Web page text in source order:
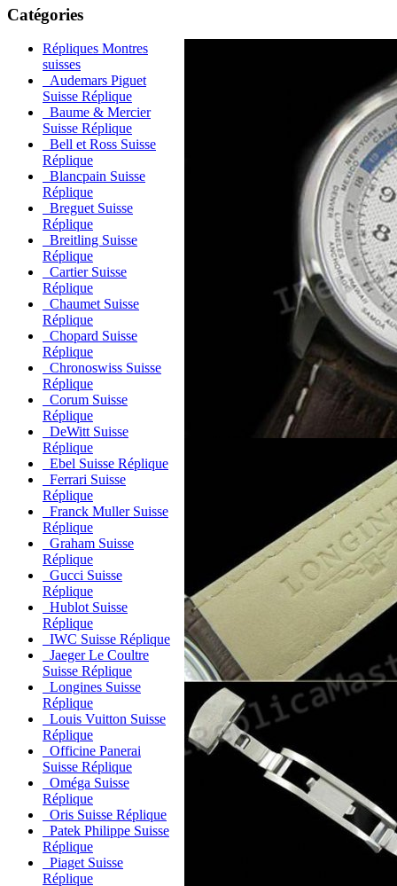
Catégories
Répliques Montres
suisses
Audemars Piguet
Suisse Réplique
Baume & Mercier
Suisse Réplique
Bell et Ross Suisse
Réplique
Blancpain Suisse
Réplique
Breguet Suisse
Réplique
Breitling Suisse
Réplique
Cartier Suisse
Réplique
Chaumet Suisse
Réplique
Chopard Suisse
Réplique
Chronoswiss Suisse
Réplique
Corum Suisse
Réplique
DeWitt Suisse
Réplique
Ebel Suisse Réplique
Ferrari Suisse
Réplique
Franck Muller Suisse
Réplique
Graham Suisse
Réplique
Gucci Suisse
Réplique
Hublot Suisse
Réplique
IWC Suisse Réplique
Jaeger Le Coultre
Suisse Réplique
Longines Suisse
Réplique
Louis Vuitton Suisse
Réplique
Officine Panerai
Suisse Réplique
Oméga Suisse
Réplique
Oris Suisse Réplique
Patek Philippe Suisse
Réplique
Piaget Suisse
Réplique